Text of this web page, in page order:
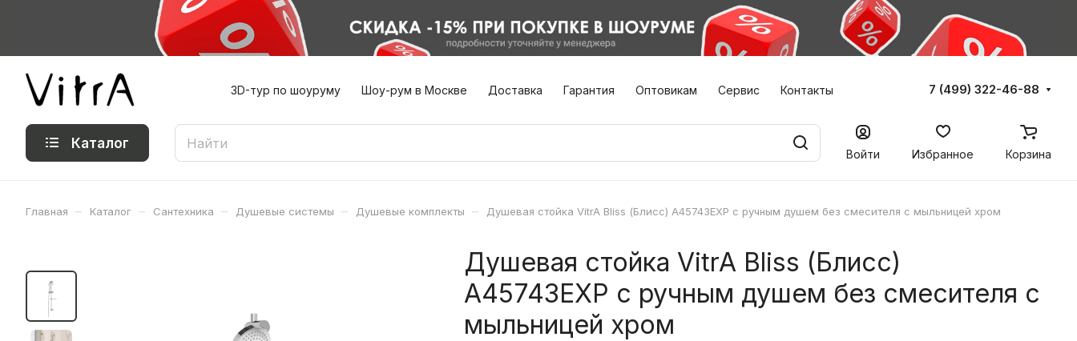
3D-тур по шоуруму Шоу-рум в Москве Доставка Гарантия Оптовикам Сервис Контакты 7 (499) 322-46-88
Каталог
Войти Избранное Корзина
Главная – Каталог – Сантехника – Душевые системы – Душевые комплекты – Душевая стойка VitrA Bliss (Блисс) A45743EXP с ручным душем без смесителя с мыльницей хром
Душевая стойка VitrA Bliss (Блисс)
A45743EXP с ручным душем без смесителя с
мыльницей хром